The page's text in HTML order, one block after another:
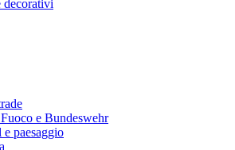
decorativi
e Bundeswehr
paesaggio